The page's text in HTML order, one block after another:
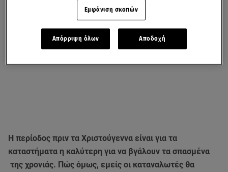
Η περίοδος πριν τα Χριστούγεννα είναι για τα
καταστήματα η καλύτερη για να βγάλουν τα σπασμένα
της χρονιάς. Πώς όμως, εμείς οι καταναλωτές θα
Εμφάνιση σκοπών
Απόρριψη όλων Αποδοχή